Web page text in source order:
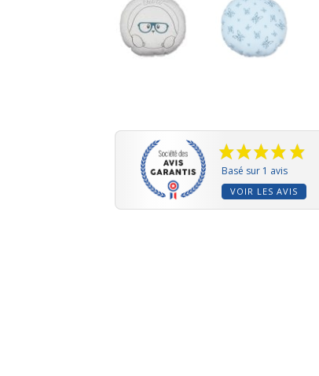
Basé sur 1 avis
VOIR LES AVIS